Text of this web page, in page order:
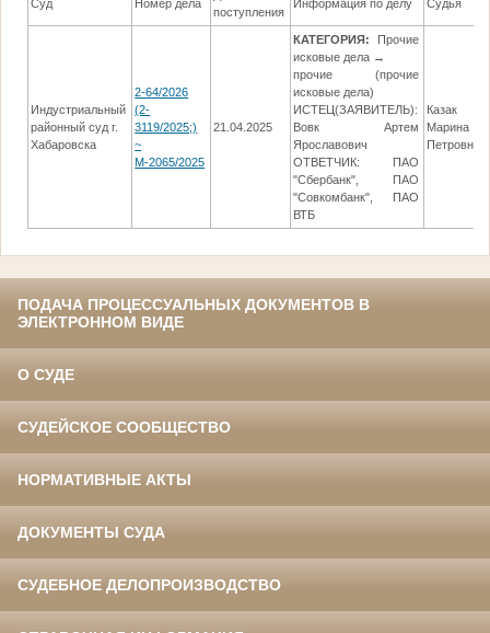
Суд Номер дела
поступления
Информация по делу Судья
Индустриальный
районный суд г.
Хабаровска
2-64/2026
(2-
3119/2025;)
~
М-2065/2025
21.04.2025
КАТЕГОРИЯ:
Прочие
исковые дела →
прочие (прочие
исковые дела)
ИСТЕЦ(ЗАЯВИТЕЛЬ):
Вовк Артем
Ярославович
ОТВЕТЧИК: ПАО
"Сбербанк", ПАО
"Совкомбанк", ПАО
ВТБ
Казак
Марина
Петровна
ПОДАЧА ПРОЦЕССУАЛЬНЫХ ДОКУМЕНТОВ В
ЭЛЕКТРОННОМ ВИДЕ
О СУДЕ
СУДЕЙСКОЕ СООБЩЕСТВО
НОРМАТИВНЫЕ АКТЫ
ДОКУМЕНТЫ СУДА
СУДЕБНОЕ ДЕЛОПРОИЗВОДСТВО